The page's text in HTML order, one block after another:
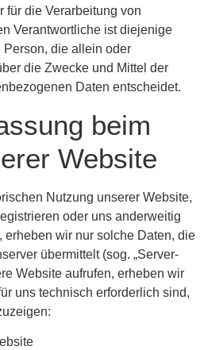
für die Verarbeitung von
Verantwortliche ist diejenige
die allein oder
die Zwecke und Mittel der
Daten entscheidet.
beim
Website
Nutzung unserer Website,
oder uns anderweitig
erheben wir nur solche Daten, die
übermittelt (sog. „Server-
Website aufrufen, erheben wir
uns technisch erforderlich sind,